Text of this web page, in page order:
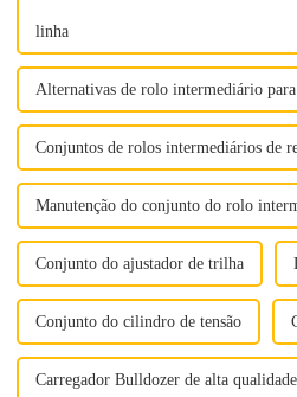
linha
Alternativas de rolo intermediário para
Conjuntos de rolos intermediários de
Manutenção do conjunto do rolo
Conjunto do ajustador de trilha
Conjunto do cilindro de tensão
Carregador Bulldozer de alta qualidade